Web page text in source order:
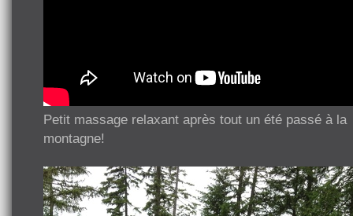
Petit massage relaxant après tout un été passé à la
montagne!